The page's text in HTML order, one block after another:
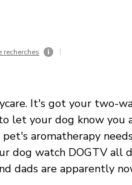
recherches |
It's got your two-
let your dog know you
aromatherapy
dog watch DOGTV all
dads are apparently